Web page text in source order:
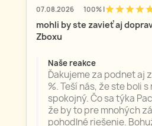
07.08.2026 100% |starstarstarstar
mohli by ste zavieť aj
Zboxu
Naše reakce
Ďakujeme za podnet aj
%. Teší nás, že ste boli
spokojný. Čo sa týka
že by to pre mnohých
pohodlné riešenie.